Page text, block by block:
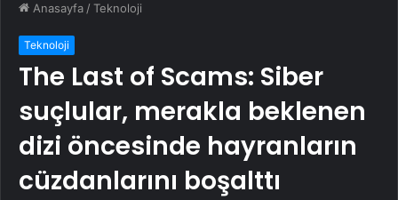
Anasayfa /Teknoloji
Teknoloji
The Last of Scams: Siber
suçlular, merakla beklenen
dizi öncesinde hayranların
cüzdanlarını boşalttı